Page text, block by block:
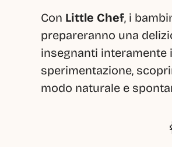
Con Little Chef, i
prepareranno una
insegnanti interamente
sperimentazione,
modo naturale e